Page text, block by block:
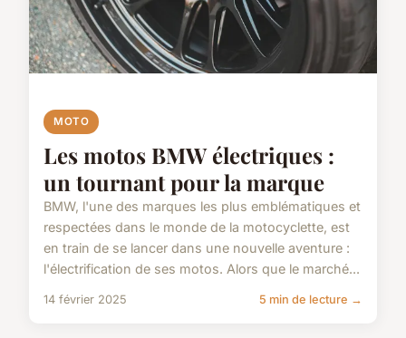
MOTO
Les motos BMW électriques :
un tournant pour la marque
BMW, l'une des marques les plus emblématiques et
respectées dans le monde de la motocyclette, est
en train de se lancer dans une nouvelle aventure :
l'électrification de ses motos. Alors que le marché...
14 février 2025 5 min de lecture →